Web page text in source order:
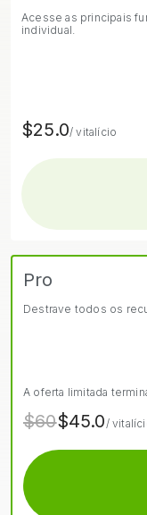
Acesse as principais
individual.
$25.0/ vitalício
Pro
Destrave todos os
A oferta limitada
$60$45.0/